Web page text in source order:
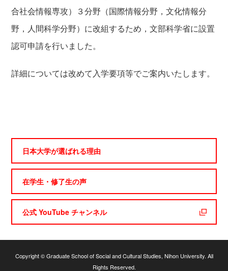
合社会情報専攻）３分野（国際情報分野，文化情報分
野，人間科学分野）に改組するため，文部科学省に設置
認可申請を行いました。
詳細については改めて入学要項等でご案内いたします。
日本大学が選ばれる理由
在学生・修了生の声
公式 YouTube チャンネル
Copyright © Graduate School of Social and Cultural Studies, Nihon University. All
Rights Reserved.